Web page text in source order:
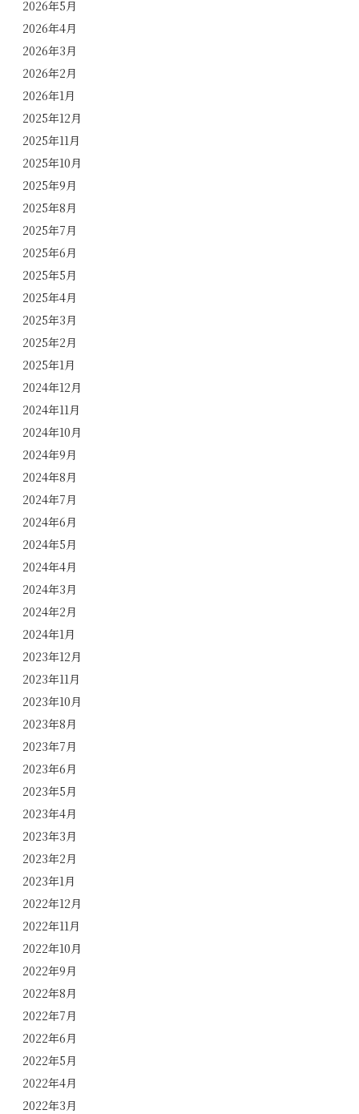
2026年5月
2026年4月
2026年3月
2026年2月
2026年1月
2025年12月
2025年11月
2025年10月
2025年9月
2025年8月
2025年7月
2025年6月
2025年5月
2025年4月
2025年3月
2025年2月
2025年1月
2024年12月
2024年11月
2024年10月
2024年9月
2024年8月
2024年7月
2024年6月
2024年5月
2024年4月
2024年3月
2024年2月
2024年1月
2023年12月
2023年11月
2023年10月
2023年8月
2023年7月
2023年6月
2023年5月
2023年4月
2023年3月
2023年2月
2023年1月
2022年12月
2022年11月
2022年10月
2022年9月
2022年8月
2022年7月
2022年6月
2022年5月
2022年4月
2022年3月